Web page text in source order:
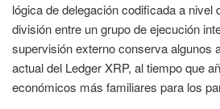
lógica de delegación codificada a nivel
división entre un grupo de ejecución
supervisión externo conserva algunos
actual del Ledger XRP, al tiempo que
económicos más familiares para los